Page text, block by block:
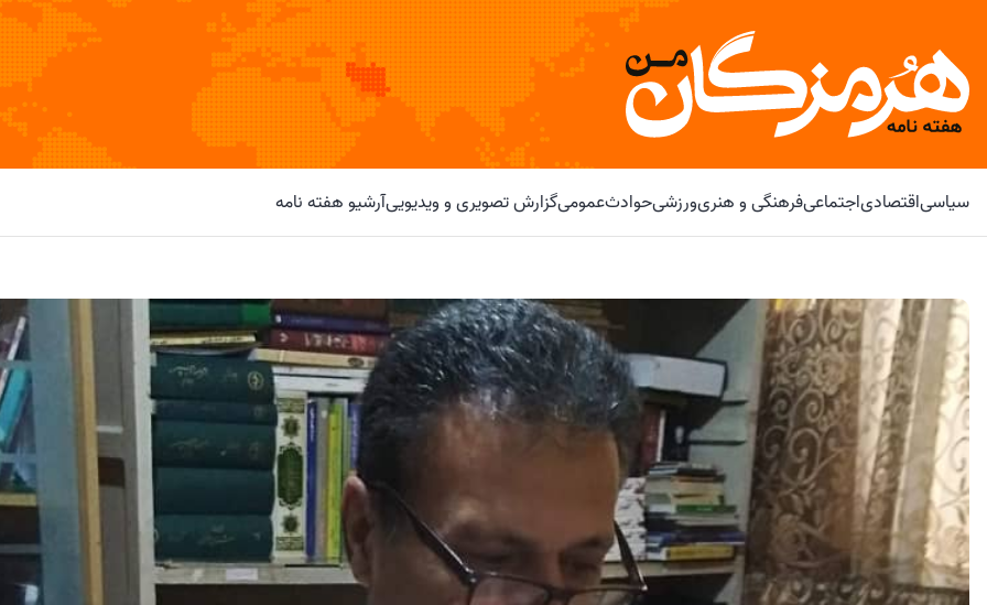
سیاسیاقتصادیاجتماعیفرهنگی و هنریورزشیحوادثعمومیگزارش تصویری و ویدیوییآرشیو هفته نامه